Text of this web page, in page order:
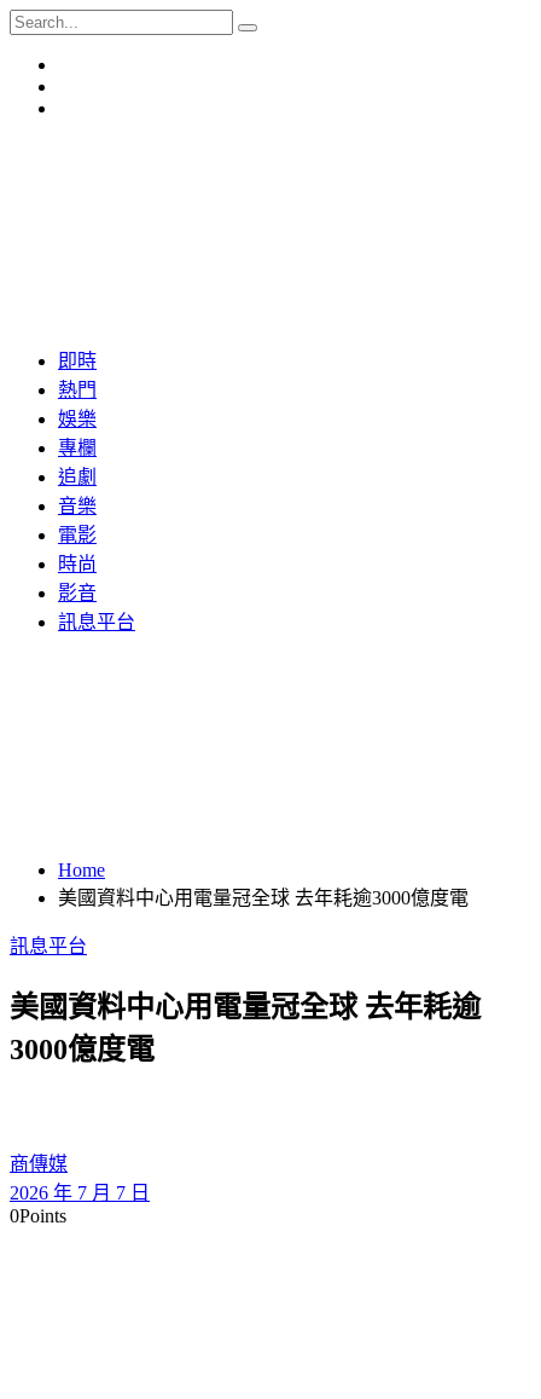
即時
熱門
娛樂
專欄
追劇
音樂
電影
時尚
影音
訊息平台
Home
美國資料中心用電量冠全球 去年耗逾3000億度電
訊息平台
美國資料中心用電量冠全球 去年耗逾
3000億度電
商傳媒
2026 年 7 月 7 日
0Points